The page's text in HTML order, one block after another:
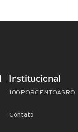
Institucional
100PORCENTOAGRO
Contato